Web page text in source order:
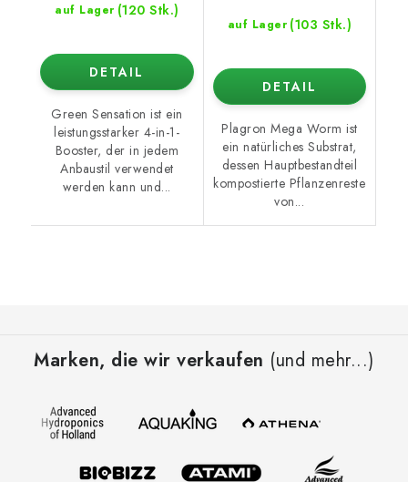
auf Lager (120 Stk.)
DETAIL
Green Sensation ist ein
leistungsstarker 4-in-1-
Booster, der in jedem
Anbaustil verwendet
werden kann und...
auf Lager (103 Stk.)
DETAIL
Plagron Mega Worm ist
ein natürliches Substrat,
dessen Hauptbestandteil
kompostierte Pflanzenreste
von...
Marken, die wir verkaufen (und mehr...)